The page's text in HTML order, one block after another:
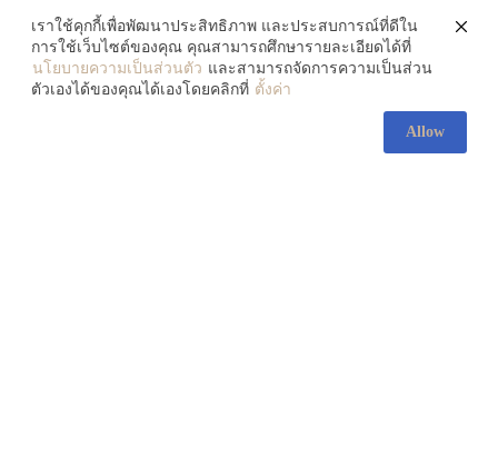
July 30, 2026
เราใช้คุกกี้เพื่อพัฒนาประสิทธิภาพ และประสบการณ์ที่ดีใน
การใช้เว็บไซต์ของคุณ คุณสามารถศึกษารายละเอียดได้ที่
นโยบายความเป็นส่วนตัว และสามารถจัดการความเป็นส่วน
ตัวเองได้ของคุณได้เองโดยคลิกที่ ตั้งค่า
Allow